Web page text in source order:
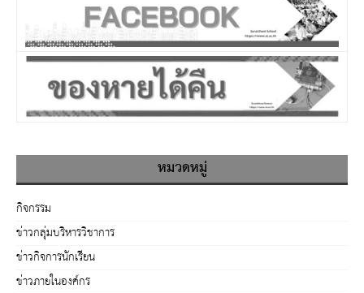
หมวดหมู่
กิจกรรม
ข่าวกลุ่มบริหารวิชาการ
ข่าวกิจการนักเรียน
ข่าวภายในองค์กร